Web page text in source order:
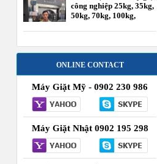
công nghiệp 25kg, 35kg,
50kg, 70kg, 100kg,
ONLINE CONTACT
Máy Giặt Mỹ - 0902 230 986
Máy Giặt Nhật 0902 195 298